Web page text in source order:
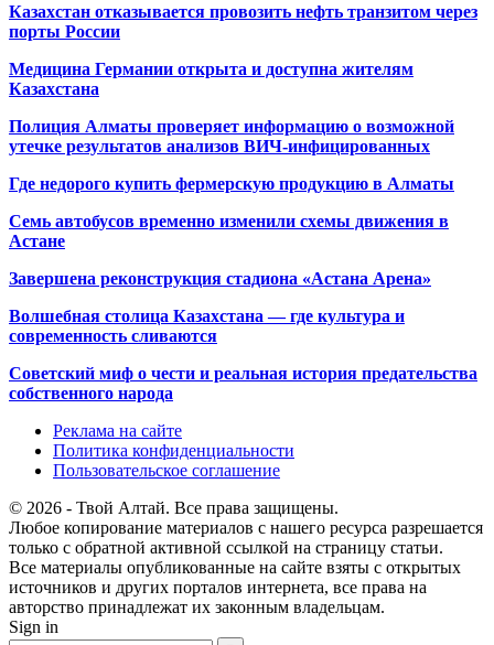
Казахстан отказывается провозить нефть транзитом через
порты России
Медицина Германии открыта и доступна жителям
Казахстана
Полиция Алматы проверяет информацию о возможной
утечке результатов анализов ВИЧ-инфицированных
Где недорого купить фермерскую продукцию в Алматы
Семь автобусов временно изменили схемы движения в
Астане
Завершена реконструкция стадиона «Астана Арена»
Волшебная столица Казахстана — где культура и
современность сливаются
Советский миф о чести и реальная история предательства
собственного народа
Реклама на сайте
Политика конфиденциальности
Пользовательское соглашение
© 2026 - Твой Алтай. Все права защищены.
Любое копирование материалов с нашего ресурса разрешается
только с обратной активной ссылкой на страницу статьи.
Все материалы опубликованные на сайте взяты с открытых
источников и других порталов интернета, все права на
авторство принадлежат их законным владельцам.
Sign in